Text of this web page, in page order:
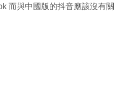
而與中國版的抖音應該沒有關